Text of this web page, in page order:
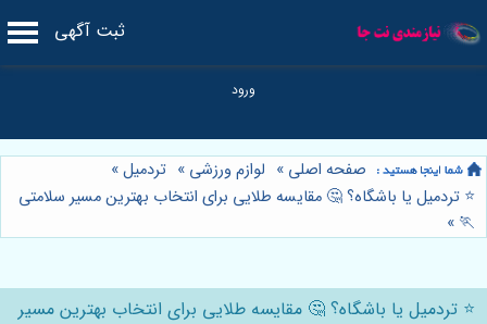
ثبت آگهی
صفحه اصلی » لوازم ورزشی » تردمیل»
⭐️ تردمیل یا باشگاه؟ 🤔 مقایسه طلایی برای انتخاب بهترین مسیر سلامتی
🏃
»
⭐️ تردمیل یا باشگاه؟ 🤔 مقایسه طلایی برای انتخاب بهترین مسیر